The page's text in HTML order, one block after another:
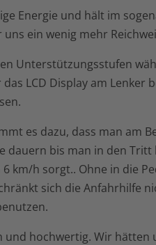
Energie und hält im
ein wenig mehr
Unterstützungsstufen
LCD Display am Lenker
es dazu, dass man am
dauern bis man in den
km/h sorgt.. Ohne in die
sich die Anfahrhilfe
hochwertig. Wir hätten